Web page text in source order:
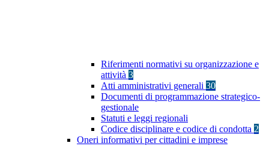
Riferimenti normativi su organizzazione e
attività 3
Atti amministrativi generali 30
Documenti di programmazione strategico-
gestionale
Statuti e leggi regionali
Codice disciplinare e codice di condotta 2
Oneri informativi per cittadini e imprese